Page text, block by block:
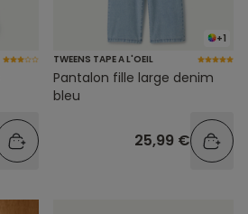
+1
TWEENS TAPE A L'OEIL
Pantalon fille large denim
bleu
25,99 €